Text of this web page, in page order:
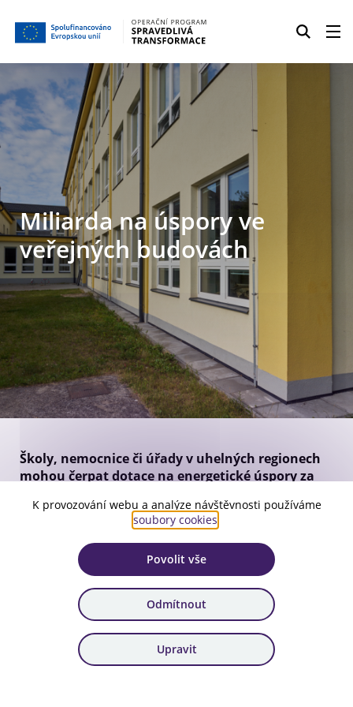
Miliarda na úspory ve
veřejných budovách
Školy, nemocnice či úřady v uhelných regionech
mohou čerpat dotace na energetické úspory za
samosprávy na provozu a mohou tak více
prostředků směřovat do služeb, které ocení
hlavně občané.
Úspory energií ve veřejných budovách přinesou více
peněz pro služby občanům
Operační program Spravedlivá transformace (OPST) přináší
do uhelných regionů – Ústeckého, Moravskoslezského a
Karlovarského kraje – téměř miliardu korun na zateplení a
modernizaci veřejných budov. Na první pohled jde o
K provozování webu a analýze návštěvnosti používáme
soubory cookies
Povolit vše
Odmítnout
Upravit